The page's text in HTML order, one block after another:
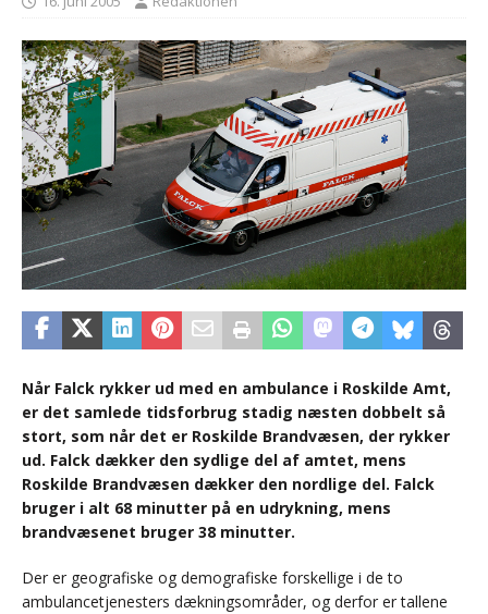
Når Falck rykker ud med en ambulance i Roskilde Amt,
er det samlede tidsforbrug stadig næsten dobbelt så
stort, som når det er Roskilde Brandvæsen, der rykker
ud. Falck dækker den sydlige del af amtet, mens
Roskilde Brandvæsen dækker den nordlige del. Falck
bruger i alt 68 minutter på en udrykning, mens
brandvæsenet bruger 38 minutter.
Der er geografiske og demografiske forskellige i de to
ambulancetjenesters dækningsområder, og derfor er tallene